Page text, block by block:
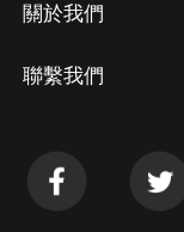
關於我們
聯繫我們